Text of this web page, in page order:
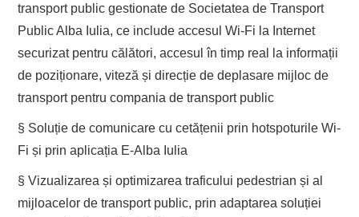
transport public gestionate de Societatea de Transport
Public Alba Iulia, ce include accesul Wi-Fi la Internet
securizat pentru călători, accesul în timp real la informații
de poziționare, viteză și direcție de deplasare mijloc de
transport pentru compania de transport public
§ Soluție de comunicare cu cetățenii prin hotspoturile Wi-
Fi și prin aplicația E-Alba Iulia
§ Vizualizarea și optimizarea traficului pedestrian și al
mijloacelor de transport public, prin adaptarea soluției